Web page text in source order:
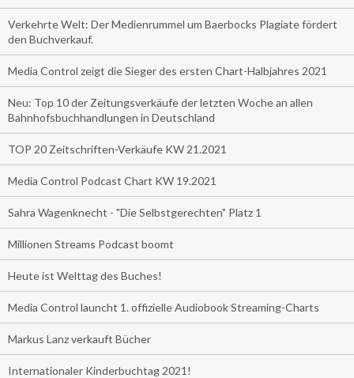
Verkehrte Welt: Der Medienrummel um Baerbocks Plagiate fördert
den Buchverkauf.
Media Control zeigt die Sieger des ersten Chart-Halbjahres 2021
Neu: Top 10 der Zeitungsverkäufe der letzten Woche an allen
Bahnhofsbuchhandlungen in Deutschland
TOP 20 Zeitschriften-Verkäufe KW 21.2021
Media Control Podcast Chart KW 19.2021
Sahra Wagenknecht - "Die Selbstgerechten" Platz 1
Millionen Streams Podcast boomt
Heute ist Welttag des Buches!
Media Control launcht 1. offizielle Audiobook Streaming-Charts
Markus Lanz verkauft Bücher
Internationaler Kinderbuchtag 2021!